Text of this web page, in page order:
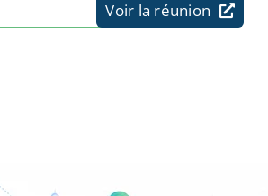
Voir la réunion